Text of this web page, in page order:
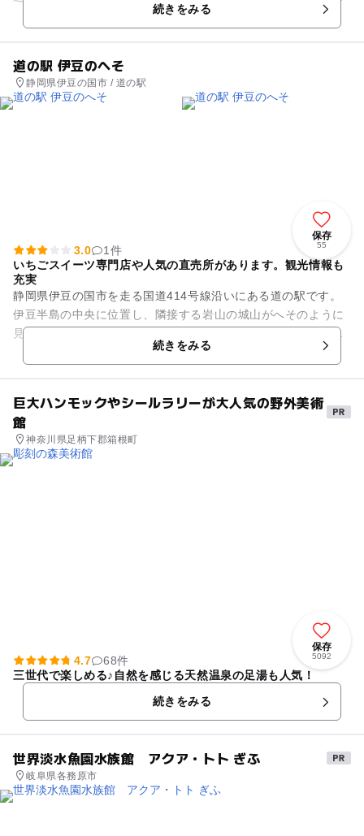
のうつつにも夢にも人に逢は...続きをみる
道の駅 伊豆のへそ
静岡県伊豆の国市 / 道の駅
保存
55
3.0
1件
いちごスイーツ専門店や人気の直売所があります。観光情報も
充実
静岡県伊豆の国市を走る国道414号線沿いにある道の駅です。
伊豆半島の中央に位置し、隣接する岩山の城山がへそのように
見えることから命名されました。周辺を流れる狩野川は、鮎の
友釣りの発祥として知られ...続きをみる
巨大ハンモックやシールラリーが大人気の野外美術
館
神奈川県足柄下郡箱根町
保存
5092
4.7
68件
三世代で楽しめる♪自然を感じる天然温泉の足湯も人気！
続きをみる
世界淡水魚園水族館 アクア・トト ぎふ
岐阜県各務原市